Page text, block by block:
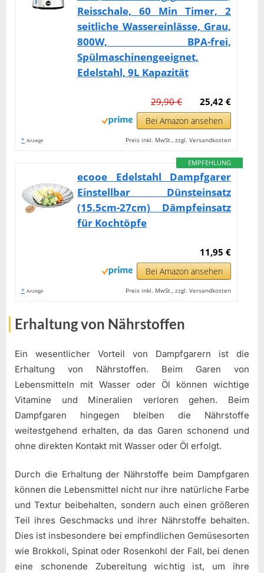
Reisschale, 60 Min Timer, 2
seitliche Wassereinlässe, Grau,
800W, BPA-frei,
Spülmaschinengeeignet,
Edelstahl, 9L Kapazität
25,42 €
29,90 €
Bei Amazon ansehen
* Anzeige Preis inkl. MwSt., zzgl. Versandkosten
EMPFEHLUNG
ecooe Edelstahl Dampfgarer
Einstellbar Dünsteinsatz
(15.5cm-27cm) Dämpfeinsatz
für Kochtöpfe
11,95 €
Bei Amazon ansehen
* Anzeige Preis inkl. MwSt., zzgl. Versandkosten
Erhaltung von Nährstoffen
Ein wesentlicher Vorteil von Dampfgarern ist die
Erhaltung von Nährstoffen. Beim Garen von
Lebensmitteln mit Wasser oder Öl können wichtige
Vitamine und Mineralien verloren gehen. Beim
Dampfgaren hingegen bleiben die Nährstoffe
weitestgehend erhalten, da das Garen schonend und
ohne direkten Kontakt mit Wasser oder Öl erfolgt.
Durch die Erhaltung der Nährstoffe beim Dampfgaren
können die Lebensmittel nicht nur ihre natürliche Farbe
und Textur beibehalten, sondern auch einen größeren
Teil ihres Geschmacks und ihrer Nährstoffe behalten.
Dies ist insbesondere bei empfindlichen Gemüsesorten
wie Brokkoli, Spinat oder Rosenkohl der Fall, bei denen
eine schonende Zubereitung wichtig ist, um ihre